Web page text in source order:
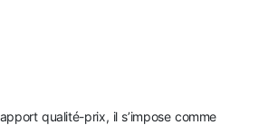
qualité-prix, il s’impose comme